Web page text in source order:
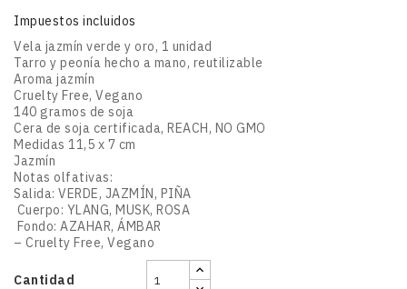
Impuestos incluidos
Vela jazmín verde y oro, 1 unidad
Tarro y peonía hecho a mano, reutilizable
Aroma jazmín
Cruelty Free, Vegano
140 gramos de soja
Cera de soja certificada, REACH, NO GMO
Medidas 11,5 x 7 cm
Jazmín
Notas olfativas:
Salida: VERDE, JAZMÍN, PIÑA
Cuerpo: YLANG, MUSK, ROSA
Fondo: AZAHAR, ÁMBAR
– Cruelty Free, Vegano
Cantidad